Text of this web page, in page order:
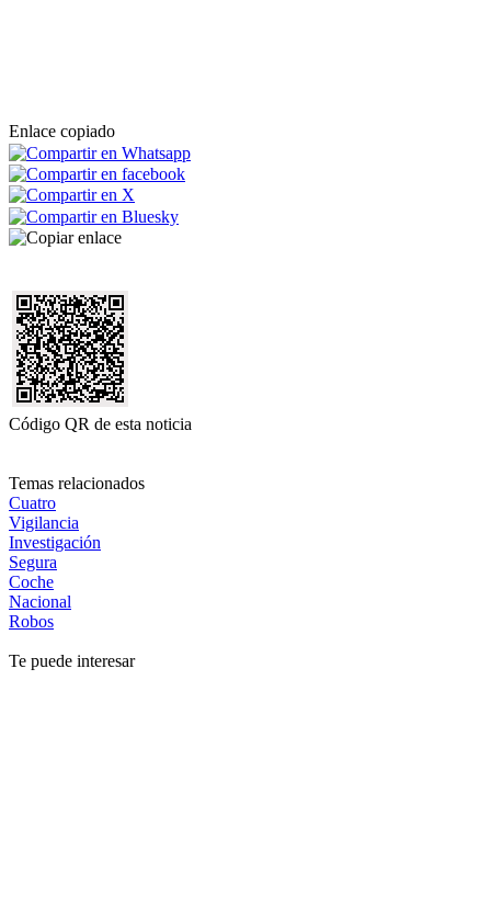
Enlace copiado
Código QR de esta noticia
Temas relacionados
Cuatro
Vigilancia
Investigación
Segura
Coche
Nacional
Robos
Te puede interesar